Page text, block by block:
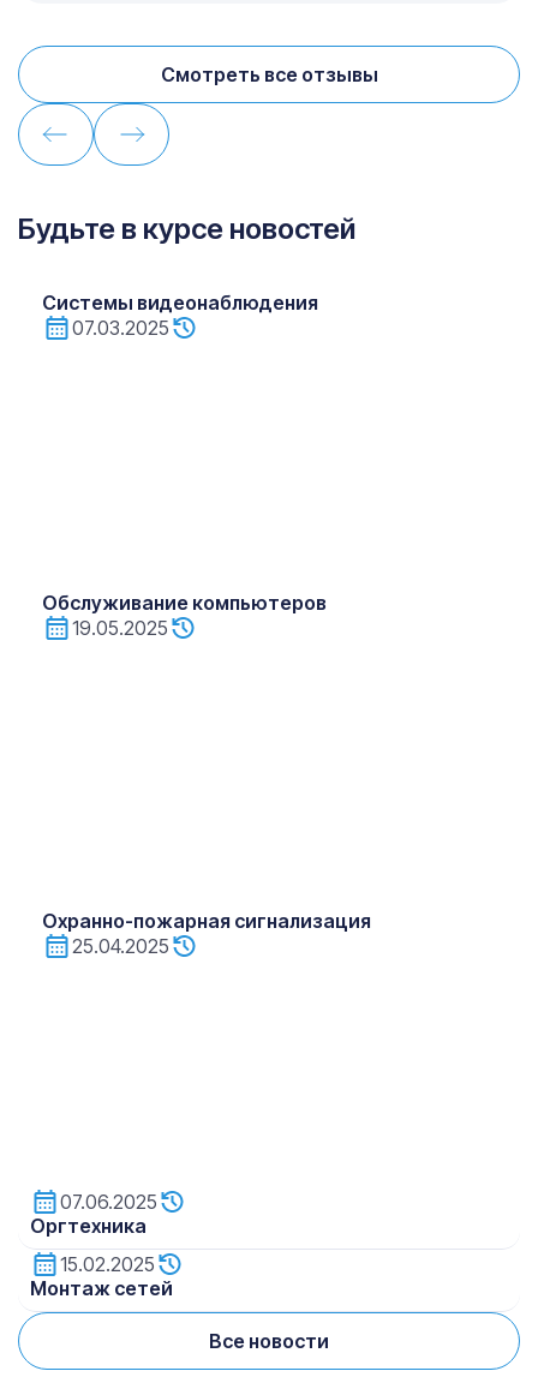
Смотреть все отзывы
Будьте в курсе новостей
Системы видеонаблюдения
07.03.2025
Обслуживание компьютеров
19.05.2025
Охранно-пожарная сигнализация
25.04.2025
07.06.2025
Oргтехника
15.02.2025
Монтаж сетей
Все новости